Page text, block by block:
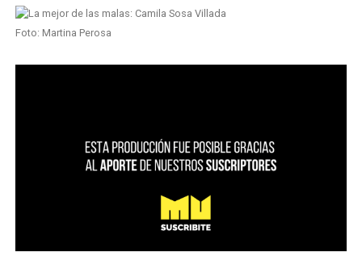
Foto: Martina Perosa